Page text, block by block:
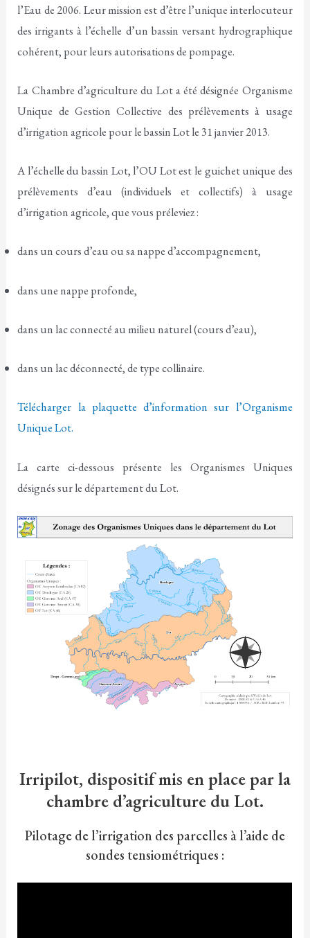
l’Eau de 2006. Leur mission est d’être l’unique interlocuteur
des irrigants à l’échelle d’un bassin versant hydrographique
cohérent, pour leurs autorisations de pompage.
La Chambre d’agriculture du Lot a été désignée Organisme
Unique de Gestion Collective des prélèvements à usage
d’irrigation agricole pour le bassin Lot le 31 janvier 2013.
A l’échelle du bassin Lot, l’OU Lot est le guichet unique des
prélèvements d’eau (individuels et collectifs) à usage
d’irrigation agricole, que vous préleviez :
dans un cours d’eau ou sa nappe d’accompagnement,
dans une nappe profonde,
dans un lac connecté au milieu naturel (cours d’eau),
dans un lac déconnecté, de type collinaire.
Télécharger la plaquette d’information sur l’Organisme
Unique Lot.
La carte ci-dessous présente les Organismes Uniques
désignés sur le département du Lot.
Irripilot, dispositif mis en place par la
chambre d’agriculture du Lot.
Pilotage de l’irrigation des parcelles à l’aide de
sondes tensiométriques :